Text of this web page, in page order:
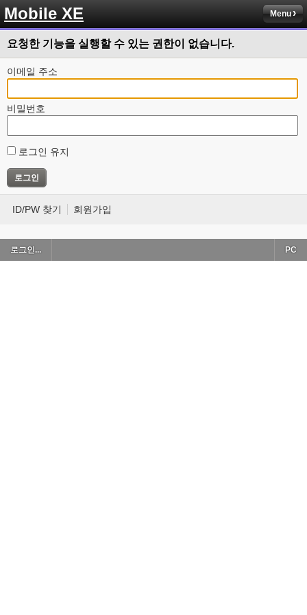
Mobile XE Menu
요청한 기능을 실행할 수 있는 권한이 없습니다.
이메일 주소
비밀번호
로그인 유지
ID/PW 찾기 회원가입
로그인... PC